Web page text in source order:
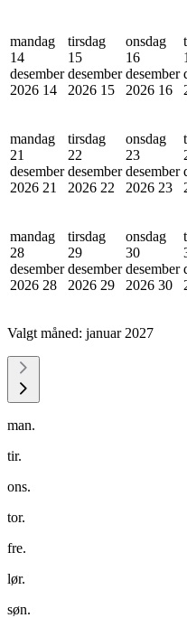
mandag
14
desember
2026 14
tirsdag
15
desember
2026 15
onsdag
16
desember
2026 16
mandag
21
desember
2026 21
tirsdag
22
desember
2026 22
onsdag
23
desember
2026 23
mandag
28
desember
2026 28
tirsdag
29
desember
2026 29
onsdag
30
desember
2026 30
Valgt måned: januar 2027
man.
tir.
ons.
tor.
fre.
lør.
søn.